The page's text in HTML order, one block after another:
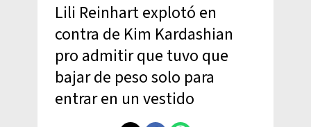
Lili Reinhart explotó en
contra de Kim Kardashian
pro admitir que tuvo que
bajar de peso solo para
entrar en un vestido